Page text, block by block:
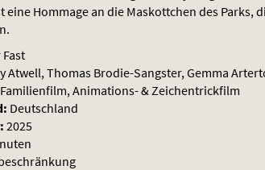
Hommage an die Maskottchen des Parks,
Atwell, Thomas Brodie-Sangster, Gemma
Animations- & Zeichentrickfilm
Deutschland
2025